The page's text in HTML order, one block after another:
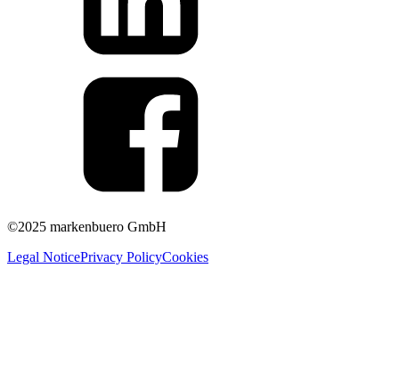
©2025 markenbuero GmbH
Legal NoticePrivacy PolicyCookies